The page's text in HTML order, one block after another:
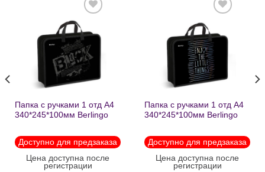
Добавить
в список
желаний
Папка с ручками 1 отд А4
340*245*100мм Berlingo
молнии1246
Доступно для предзаказа
Цена доступна после
регистрации
Добавить
в список
желаний
Папка с ручками 1 отд А4
340*245*100мм Berlingo
пластик на молнии 1215
Доступно для предзаказа
Цена доступна после
регистрации